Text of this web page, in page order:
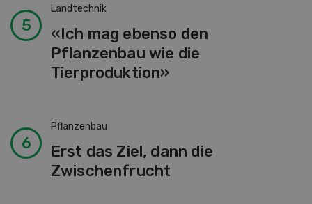
Landtechnik
«Ich mag ebenso den
Pflanzenbau wie die
Tierproduktion»
Pflanzenbau
Erst das Ziel, dann die
Zwischenfrucht